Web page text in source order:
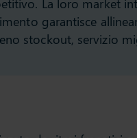
La loro market
garantisce
stockout, servizio